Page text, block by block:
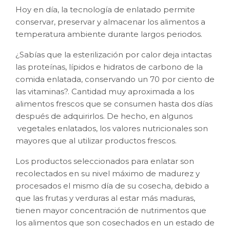
Hoy en día, la tecnología de enlatado permite
conservar, preservar y almacenar los alimentos a
temperatura ambiente durante largos periodos.
¿Sabías que la esterilización por calor deja intactas
las proteínas, lípidos e hidratos de carbono de la
comida enlatada, conservando un 70 por ciento de
las vitaminas?. Cantidad muy aproximada a los
alimentos frescos que se consumen hasta dos días
después de adquirirlos. De hecho, en algunos
vegetales enlatados, los valores nutricionales son
mayores que al utilizar productos frescos.
Los productos seleccionados para enlatar son
recolectados en su nivel máximo de madurez y
procesados el mismo día de su cosecha, debido a
que las frutas y verduras al estar más maduras,
tienen mayor concentración de nutrimentos que
los alimentos que son cosechados en un estado de